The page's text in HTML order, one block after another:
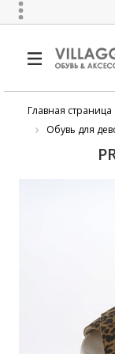
Главная страница
Обувь для